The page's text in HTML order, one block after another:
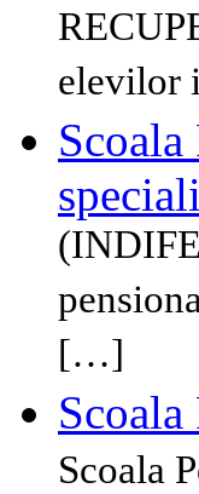
elevilor
[…]
Scoala